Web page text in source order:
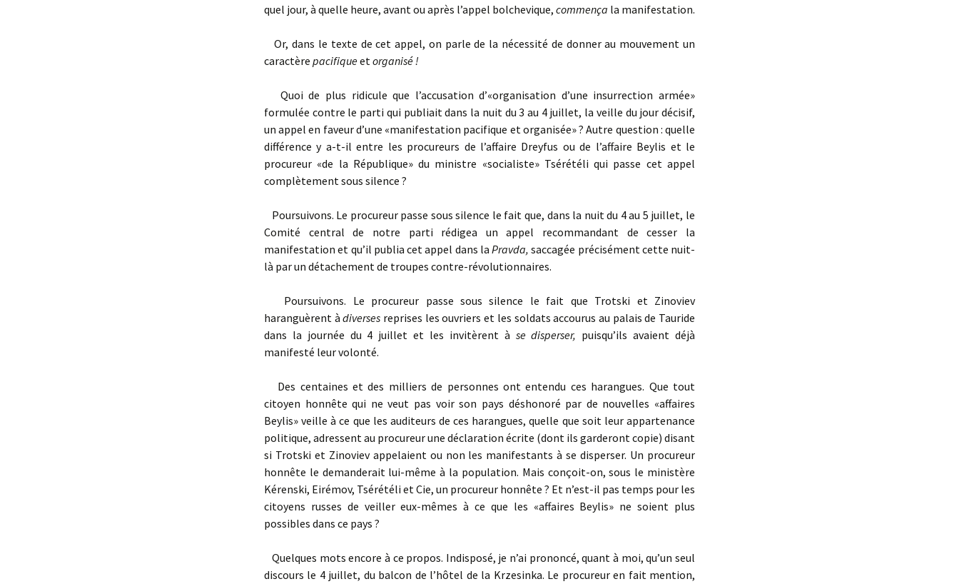
quel jour, à quelle heure, avant ou après l’appel bolchevique, commença la manifestation.
Or, dans le texte de cet appel, on parle de la nécessité de donner au mouvement un
caractère pacifiqueetorganisé !
Quoi de plus ridicule que l’accusation d’«organisation d’une insurrection armée»
formulée contre le parti qui publiait dans la nuit du 3 au 4 juillet, la veille du jour décisif,
un appel en faveur d’une «manifestation pacifique et organisée» ? Autre question : quelle
différence y a-t-il entre les procureurs de l’affaire Dreyfus ou de l’affaire Beylis et le
procureur «de la République» du ministre «socialiste» Tsérétéli qui passe cet appel
complètement sous silence ?
Poursuivons. Le procureur passe sous silence le fait que, dans la nuit du 4 au 5 juillet, le
Comité central de notre parti rédigea un appel recommandant de cesser la
manifestation et qu’il publia cet appel dans la Pravda,saccagée précisément cette nuit-
là par un détachement de troupes contre-révolutionnaires.
Poursuivons. Le procureur passe sous silence le fait que Trotski et Zinoviev
haranguèrent àdiverses reprises les ouvriers et les soldats accourus au palais de Tauride
dans la journée du 4 juillet et les invitèrent à se disperser, puisqu’ils avaient déjà
manifesté leur volonté.
Des centaines et des milliers de personnes ont entendu ces harangues. Que tout
citoyen honnête qui ne veut pas voir son pays déshonoré par de nouvelles «affaires
Beylis» veille à ce que les auditeurs de ces harangues, quelle que soit leur appartenance
politique, adressent au procureur une déclaration écrite (dont ils garderont copie) disant
si Trotski et Zinoviev appelaient ou non les manifestants à se disperser. Un procureur
honnête le demanderait lui-même à la population. Mais conçoit-on, sous le ministère
Kérenski, Eirémov, Tsérétéli et Cie, un procureur honnête ? Et n’est-il pas temps pour les
citoyens russes de veiller eux-mêmes à ce que les «affaires Beylis» ne soient plus
possibles dans ce pays ?
Quelques mots encore à ce propos. Indisposé, je n’ai prononcé, quant à moi, qu’un seul
discours le 4 juillet, du balcon de l’hôtel de la Krzesinka. Le procureur en fait mention,